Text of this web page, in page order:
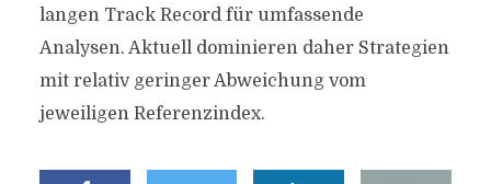
langen Track Record für umfassende
Analysen. Aktuell dominieren daher Strategien
mit relativ geringer Abweichung vom
jeweiligen Referenzindex.